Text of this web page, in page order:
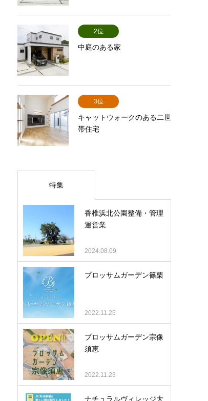
2位
中庭のある家
3位
キャットウォークのある二世
帯住宅
特集
香椎浜北公園整備・管理
運営業
2024.08.09
ブロッサムガーデン篠栗
2022.11.25
ブロッサムガーデン宗像
須恵
2022.11.23
ナチュラルヴィレッジ大